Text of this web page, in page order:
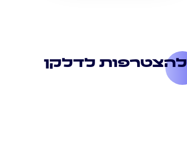
להצטרפות לדלקן